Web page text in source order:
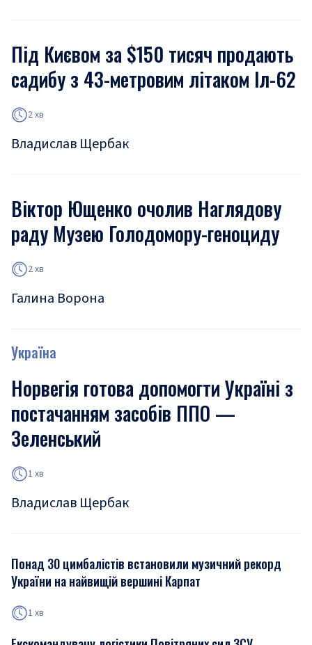
Під Києвом за $150 тисяч продають
садибу з 43-метровим літаком Іл-62
2 хв
Владислав Щербак
Віктор Ющенко очолив Наглядову
раду Музею Голодомору-геноциду
2 хв
Галина Ворона
Україна
Норвегія готова допомогти Україні з
постачанням засобів ППО —
Зеленський
1 хв
Владислав Щербак
Понад 30 цимбалістів встановили музичний рекорд
України на найвищій вершині Карпат
1 хв